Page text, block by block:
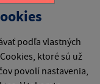
podľa vlastných
ktoré sú už
povolí nastavenia,